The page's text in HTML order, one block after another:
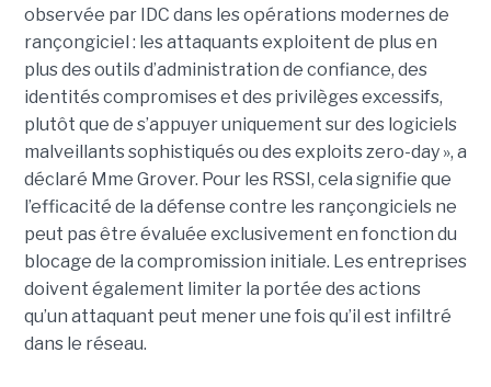
observée par IDC dans les opérations modernes de
rançongiciel : les attaquants exploitent de plus en
plus des outils d’administration de confiance, des
identités compromises et des privilèges excessifs,
plutôt que de s’appuyer uniquement sur des logiciels
malveillants sophistiqués ou des exploits zero-day », a
déclaré Mme Grover. Pour les RSSI, cela signifie que
l’efficacité de la défense contre les rançongiciels ne
peut pas être évaluée exclusivement en fonction du
blocage de la compromission initiale. Les entreprises
doivent également limiter la portée des actions
qu’un attaquant peut mener une fois qu’il est infiltré
dans le réseau.